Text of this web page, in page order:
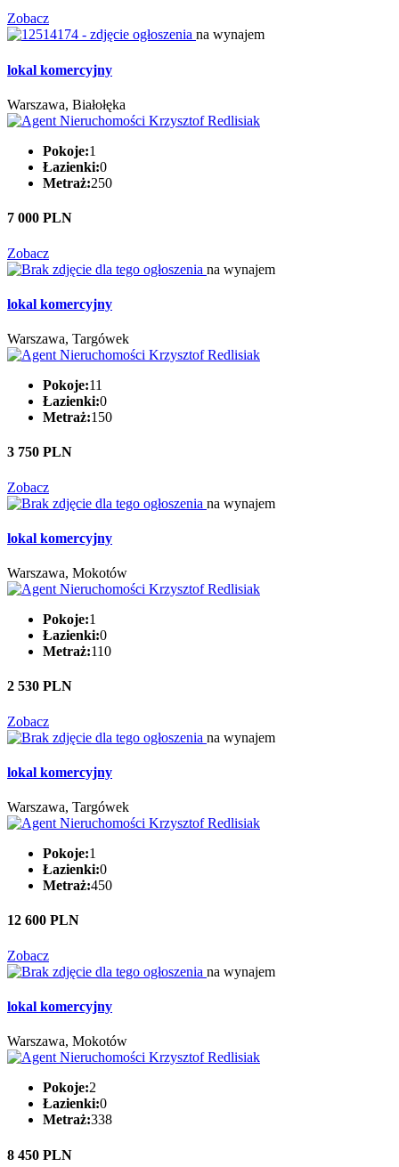
Zobacz
na wynajem
lokal komercyjny
Warszawa, Białołęka
Pokoje:1
Łazienki:0
Metraż:250
7 000 PLN
Zobacz
na wynajem
lokal komercyjny
Warszawa, Targówek
Pokoje:11
Łazienki:0
Metraż:150
3 750 PLN
Zobacz
na wynajem
lokal komercyjny
Warszawa, Mokotów
Pokoje:1
Łazienki:0
Metraż:110
2 530 PLN
Zobacz
na wynajem
lokal komercyjny
Warszawa, Targówek
Pokoje:1
Łazienki:0
Metraż:450
12 600 PLN
Zobacz
na wynajem
lokal komercyjny
Warszawa, Mokotów
Pokoje:2
Łazienki:0
Metraż:338
8 450 PLN